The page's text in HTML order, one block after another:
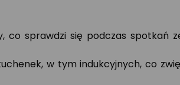
co sprawdzi się podczas spotkań
w tym indukcyjnych, co